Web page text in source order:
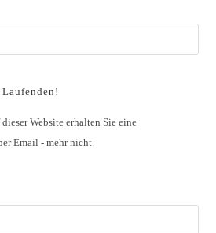
Website erhalten Sie eine
Email - mehr nicht.